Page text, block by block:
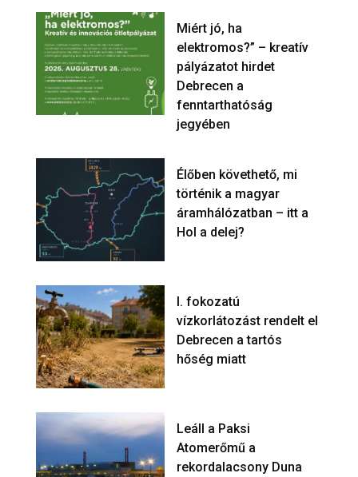
Miért jó, ha
elektromos?” – kreatív
pályázatot hirdet
Debrecen a
fenntarthatóság
jegyében
Élőben követhető, mi
történik a magyar
áramhálózatban – itt a
Hol a delej?
I. fokozatú
vízkorlátozást rendelt el
Debrecen a tartós
hőség miatt
Leáll a Paksi
Atomerőmű a
rekordalacsony Duna